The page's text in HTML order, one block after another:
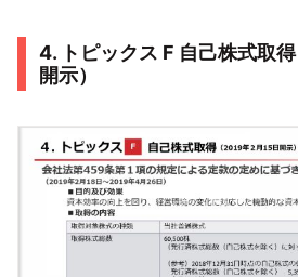
4. トピックス F 自己株式取
開示）